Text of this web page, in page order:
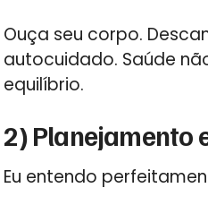
Ouça seu corpo.
autocuidado. Saúde
equilíbrio.
2) Planejamento
Eu entendo